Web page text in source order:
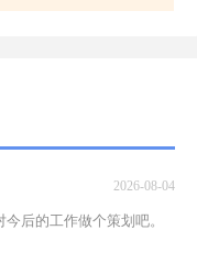
2026-08-04
后的工作做个策划吧。